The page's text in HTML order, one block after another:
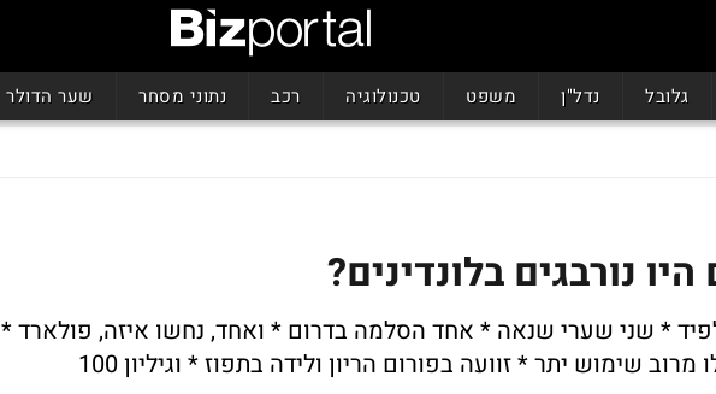
גלובל נדל"ן משפט טכנולוגיה רכב נתוני מסחר שער הדולר
נורבגים בלונדינים?
* שני שערי שנאה * אחד הסלמה בדרום * ואחד, נחשו איזה, פולארד *
בקרוב תימוג התמונה שלו מרוב שימוש יתר * זוועה בפורום הריון ולידה בתפוז * וגיליון 100